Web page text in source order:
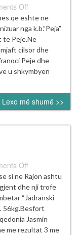
Offon
Turneu
i
Boksit
“Dita
e
Qlirimit
Pejes”
qe eshte ne
nga k.b.”Peja”
te Peje.Ne
cilsor dhe
Peje dhe
u shkymbyen
Lexo më shumë >>
Offon
Sukses
i
boksierve
Kosovar
ne
BUDVA
si ne Rajon ashtu
dhe nji trofe
“Jadranski
56kg.Besfort
Jasmin
me rezultat 3 me